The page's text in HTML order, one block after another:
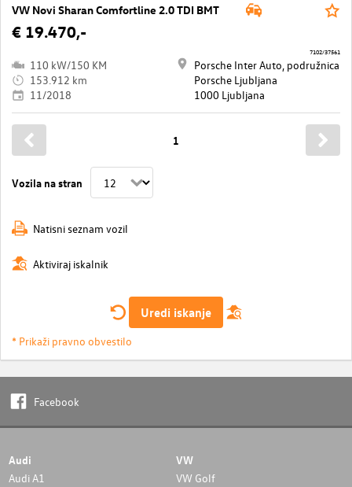
VW Novi Sharan Comfortline 2.0 TDI BMT
€ 19.470,-
110 kW/150 KM
153.912 km
11/2018
Porsche Inter Auto, podružnica
Porsche Ljubljana
1000 Ljubljana
7102/37561
Vozila na stran
1
Natisni seznam vozil
Aktiviraj iskalnik
Uredi iskanje
* Prikaži pravno obvestilo
Facebook
Audi
Audi A1
VW
VW Golf